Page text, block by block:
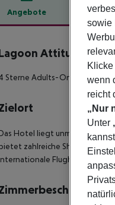
Angebote
Attitude
4
Sterne Adults-Only Hote im
Hotel liegt unmittelbar an
zahlreiche Shopping-
Flughafen ist
sowie
wenn
reicht
„Nur
Unter